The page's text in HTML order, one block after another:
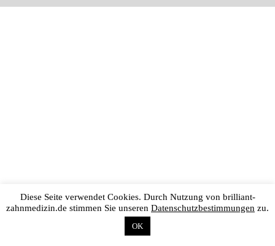
Diese Seite verwendet Cookies. Durch Nutzung von brilliant-
zahnmedizin.de stimmen Sie unseren Datenschutzbestimmungen zu.
OK